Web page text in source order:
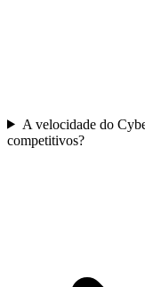
A velocidade do
competitivos?